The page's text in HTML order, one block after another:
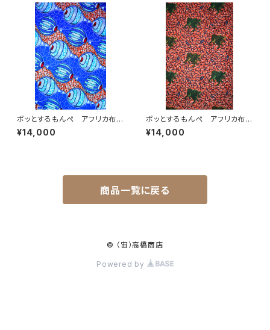
ポッとするもんぺ アフリカ布
駒柄 ブルー・レッド
¥14,000
ポッとするもんぺ アフリカ布
No.105
¥14,000
商品一覧に戻る
© （宙）高橋商店
Powered by